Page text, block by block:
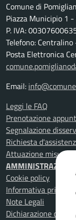
Comune di
Piazza Municipio 1
P. IVA:
Telefono:
Posta Elettronica
Email:
Leggi le FAQ
Prenotazione
Segnalazione
Richiesta
Attuazione misure
AMMINISTRAZIONE
Cookie policy
Informativa privacy
Note Legali
Dichiarazione di